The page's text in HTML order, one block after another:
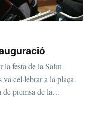
la festa de la Salut
cel·lebrar a la plaça
premsa de la
prou concurrida.